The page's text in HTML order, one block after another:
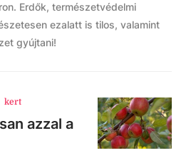
Erdők, természetvédelmi
ezalatt is tilos, valamint
gyújtani!
kert
azzal a